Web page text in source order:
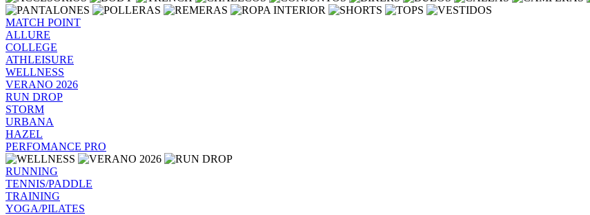
MATCH POINT
ALLURE
COLLEGE
ATHLEISURE
WELLNESS
VERANO 2026
RUN DROP
STORM
URBANA
HAZEL
PERFOMANCE PRO
RUNNING
TENNIS/PADDLE
TRAINING
YOGA/PILATES